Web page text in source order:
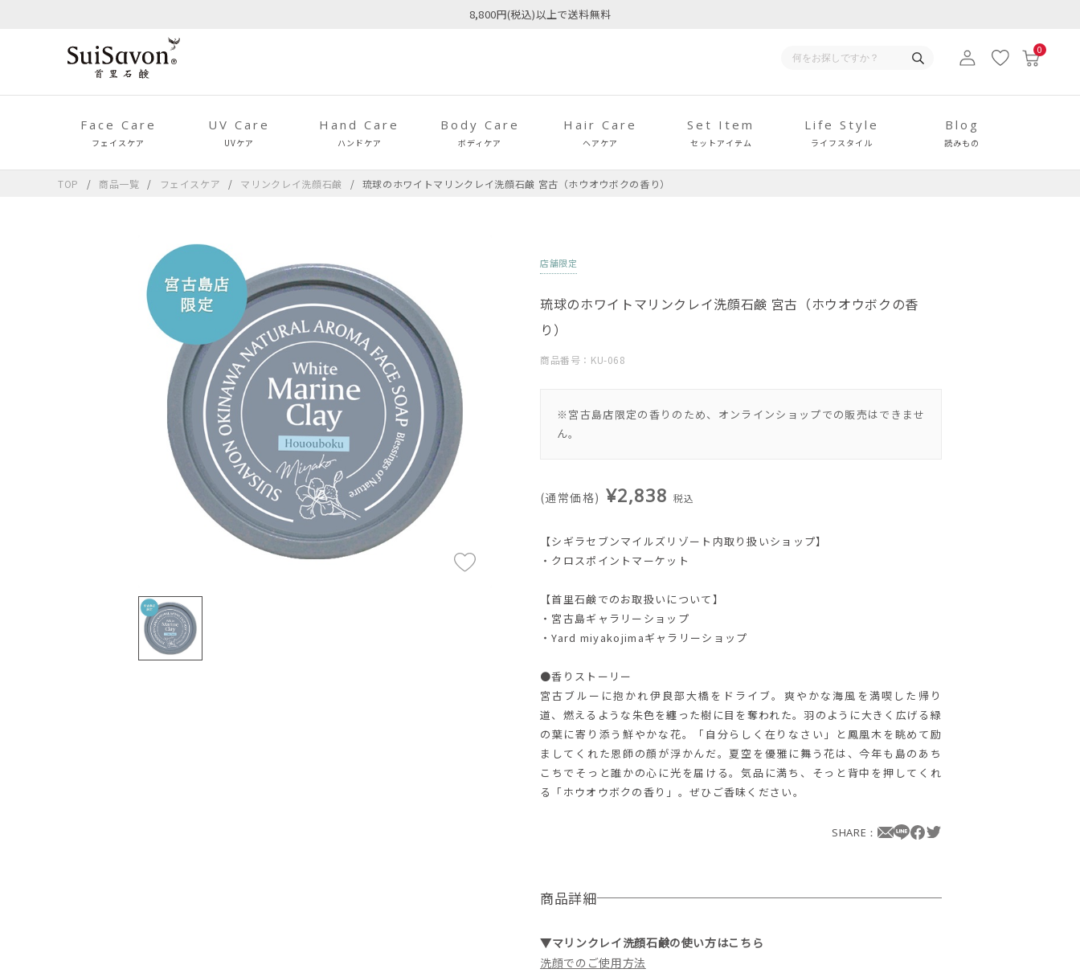
8,800円(税込)以上で送料無料
0
Face Care
フェイスケア
UV Care
UVケア
Hand Care
ハンドケア
Body Care
ボディケア
Hair Care
ヘアケア
Set Item
セットアイテム
Life Style
ライフスタイル
Blog
読みもの
TOP 商品一覧 フェイスケア マリンクレイ洗顔石鹸 琉球のホワイトマリンクレイ洗顔石鹸 宮古（ホウオウボクの香り）
店舗限定
琉球のホワイトマリンクレイ洗顔石鹸 宮古（ホウオウボクの香
り）
商品番号：KU-068
※宮古島店限定の香りのため、オンラインショップでの販売はできませ
ん。
(通常価格) ¥2,838税込
【シギラセブンマイルズリゾート内取り扱いショップ】
・クロスポイントマーケット
【首里石鹸でのお取扱いについて】
・宮古島ギャラリーショップ
・Yard miyakojimaギャラリーショップ
●香りストーリー
宮古ブルーに抱かれ伊良部大橋をドライブ。爽やかな海風を満喫した帰り
道、燃えるような朱色を纏った樹に目を奪われた。羽のように大きく広げる緑
の葉に寄り添う鮮やかな花。「自分らしく在りなさい」と鳳凰木を眺めて励
ましてくれた恩師の顔が浮かんだ。夏空を優雅に舞う花は、今年も島のあち
こちでそっと誰かの心に光を届ける。気品に満ち、そっと背中を押してくれ
る「ホウオウボクの香り」。ぜひご香味ください。
SHARE：
商品詳細
▼マリンクレイ洗顔石鹸の使い方はこちら
洗顔でのご使用方法